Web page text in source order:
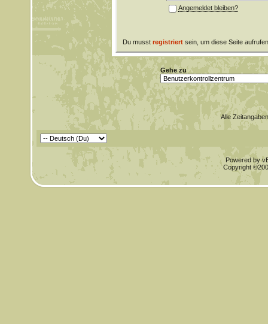
Angemeldet bleiben?
Du musst registriertsein, um diese Seite
Gehe zu
Alle
Powered by
Copyright